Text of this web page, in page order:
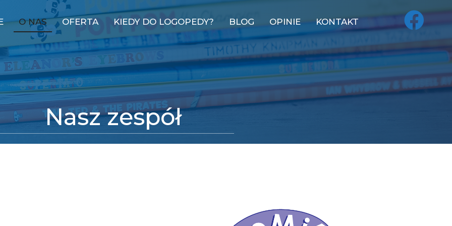
O NAS OFERTA KIEDY DO LOGOPEDY? BLOG OPINIE KONTAKT
Nasz zespół